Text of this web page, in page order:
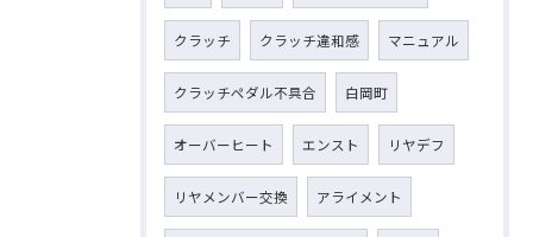
クラッチ クラッチ違和感 マニュアル
クラッチペダル不具合 白岡町
オーバーヒート エンスト リヤデフ
リヤメンバー交換 アライメント